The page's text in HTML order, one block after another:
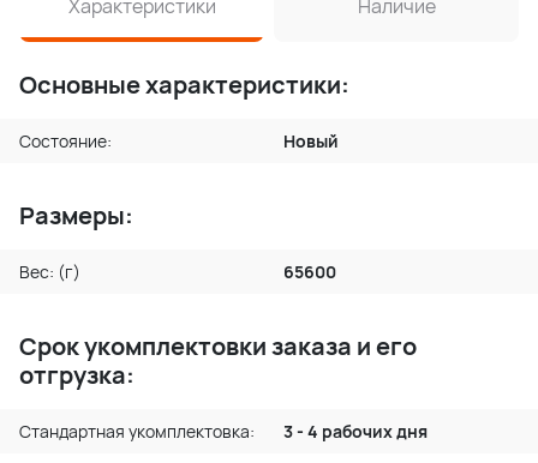
Характеристики Наличие
Основные характеристики:
Состояние: Новый
Размеры:
Вес: (г) 65600
Срок укомплектовки заказа и его
отгрузка:
Стандартная укомплектовка:
3 - 4 рабочих дня